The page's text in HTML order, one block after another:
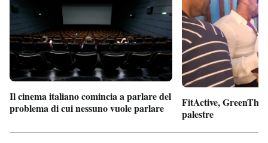
Il cinema italiano comincia a parlare del
problema di cui nessuno vuole parlare
FitActive,
palestre